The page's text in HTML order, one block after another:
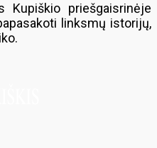
Kupiškio priešgaisrinėje
linksmų istorijų,